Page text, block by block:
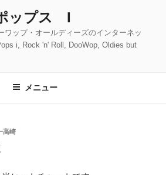
ップス I
ワップ・オールディーズのインターネッ
i, Rock 'n' Roll, DooWop, Oldies but
メニュー
高崎